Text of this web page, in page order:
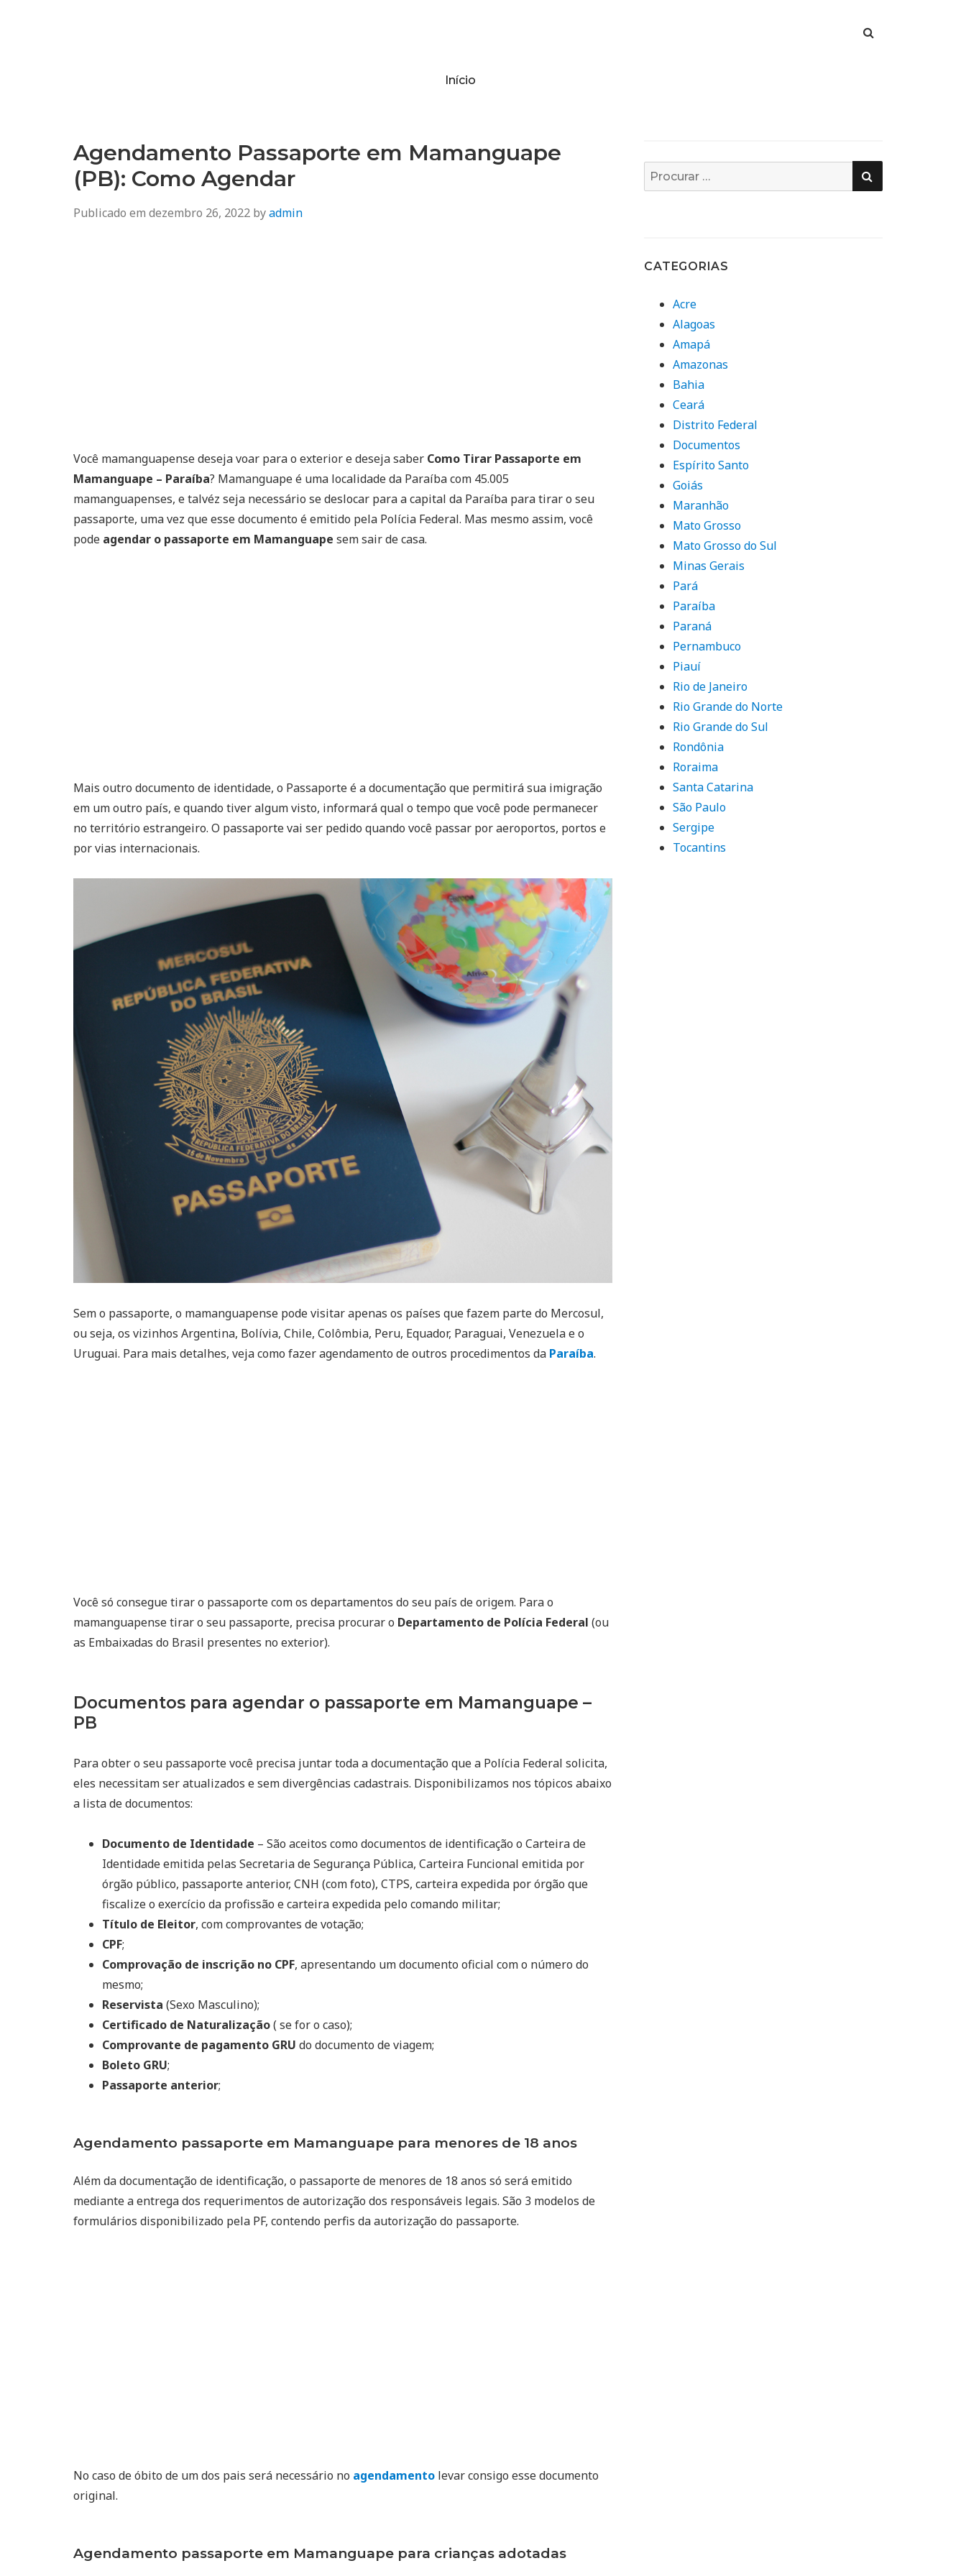
Início
Agendamento Passaporte em Mamanguape
(PB): Como Agendar
Publicado em dezembro 26, 2022 byadmin
Você mamanguapense deseja voar para o exterior e deseja saber Como Tirar Passaporte em
Mamanguape – Paraíba? Mamanguape é uma localidade da Paraíba com 45.005
mamanguapenses, e talvéz seja necessário se deslocar para a capital da Paraíba para tirar o seu
passaporte, uma vez que esse documento é emitido pela Polícia Federal. Mas mesmo assim, você
pode agendar o passaporte em Mamanguape sem sair de casa.
Mais outro documento de identidade, o Passaporte é a documentação que permitirá sua imigração
em um outro país, e quando tiver algum visto, informará qual o tempo que você pode permanecer
no território estrangeiro. O passaporte vai ser pedido quando você passar por aeroportos, portos e
por vias internacionais.
Sem o passaporte, o mamanguapense pode visitar apenas os países que fazem parte do Mercosul,
ou seja, os vizinhos Argentina, Bolívia, Chile, Colômbia, Peru, Equador, Paraguai, Venezuela e o
Uruguai. Para mais detalhes, veja como fazer agendamento de outros procedimentos da Paraíba.
Você só consegue tirar o passaporte com os departamentos do seu país de origem. Para o
mamanguapense tirar o seu passaporte, precisa procurar o Departamento de Polícia Federal (ou
as Embaixadas do Brasil presentes no exterior).
Documentos para agendar o passaporte em Mamanguape –
PB
Para obter o seu passaporte você precisa juntar toda a documentação que a Polícia Federal solicita,
eles necessitam ser atualizados e sem divergências cadastrais. Disponibilizamos nos tópicos abaixo
a lista de documentos:
Documento de Identidade – São aceitos como documentos de identificação o Carteira de
Identidade emitida pelas Secretaria de Segurança Pública, Carteira Funcional emitida por
órgão público, passaporte anterior, CNH (com foto), CTPS, carteira expedida por órgão que
fiscalize o exercício da profissão e carteira expedida pelo comando militar;
Título de Eleitor, com comprovantes de votação;
CPF;
Comprovação de inscrição no CPF, apresentando um documento oficial com o número do
mesmo;
Reservista (Sexo Masculino);
Certificado de Naturalização( se for o caso);
Comprovante de pagamento GRU do documento de viagem;
Boleto GRU;
Passaporte anterior;
Agendamento passaporte em Mamanguape para menores de 18 anos
Além da documentação de identificação, o passaporte de menores de 18 anos só será emitido
mediante a entrega dos requerimentos de autorização dos responsáveis legais. São 3 modelos de
formulários disponibilizado pela PF, contendo perfis da autorização do passaporte.
No caso de óbito de um dos pais será necessário no agendamento levar consigo esse documento
original.
Agendamento passaporte em Mamanguape para crianças adotadas
Busca
por:
PESQUISA
CATEGORIAS
Acre
Alagoas
Amapá
Amazonas
Bahia
Ceará
Distrito Federal
Documentos
Espírito Santo
Goiás
Maranhão
Mato Grosso
Mato Grosso do Sul
Minas Gerais
Pará
Paraíba
Paraná
Pernambuco
Piauí
Rio de Janeiro
Rio Grande do Norte
Rio Grande do Sul
Rondônia
Roraima
Santa Catarina
São Paulo
Sergipe
Tocantins